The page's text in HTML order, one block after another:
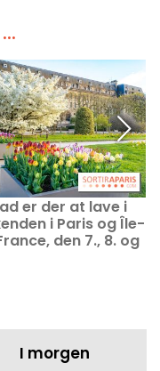
er der at lave i
i Paris og Île-
den 7., 8. og
I morgen